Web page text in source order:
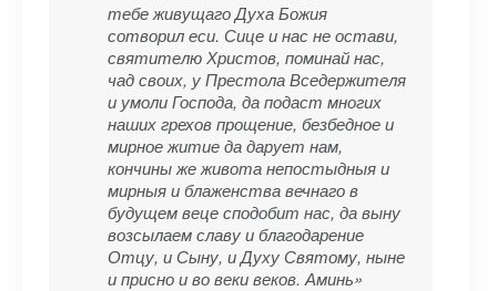
тебе живущаго Духа Божия
сотворил еси. Сице и нас не остави,
святителю Христов, поминай нас,
чад своих, у Престола Вседержителя
и умоли Господа, да подаст многих
наших грехов прощение, безбедное и
мирное житие да дарует нам,
кончины же живота непостыдныя и
мирныя и блаженства вечнаго в
будущем веце сподобит нас, да выну
возсылаем славу и благодарение
Отцу, и Сыну, и Духу Святому, ныне
и присно и во веки веков. Аминь»